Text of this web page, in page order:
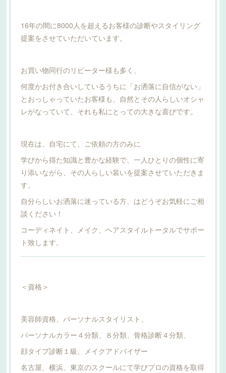
16年の間に8000人を超えるお客様の診断やスタイリング
提案をさせていただいています。
お買い物同行のリピーター様も多く、
何度かお付き合いしているうちに「お洒落に自信がない」
とおっしゃっていたお客様も、自然とその人らしいオシャ
レがなっていて、それも私にとっての大きな喜びです。
現在は、自宅にて、ご依頼の方のみに
学びから得た知識と豊かな経験で、一人ひとりの個性に寄
り添いながら、その人らしい装いを提案させていただきま
す。
自分らしいお洒落に迷っている方、はどうぞお気軽にご相
談ください！
コーディネイト、メイク、ヘアスタイルトータルでサポー
ト致します。
＜資格＞
美容師資格、パーソナルスタイリスト、
パーソナルカラー４分類、８分類、骨格診断４分類、
顔タイプ診断１級、メイクアドバイザー
名古屋、横浜、東京のスクールにて学びプロの資格を取得